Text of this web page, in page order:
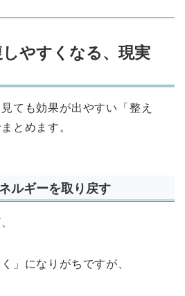
やすくなる、現実
ても効果が出やすい「整え
とめます。
ルギーを取り戻す
」になりがちですが、